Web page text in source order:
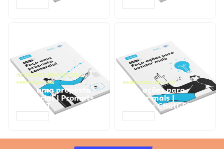
NEGÓCIOS, PROCESSOS
EMPRESARIAIS
Faça uma proposta
comercial | Prompts
ChatGPT
NEGÓCIOS, VENDAS
Faça ações para
vender mais |
Prompts ChatGPT